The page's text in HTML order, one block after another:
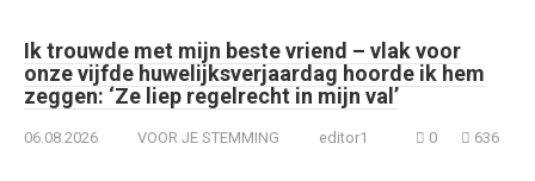
Ik trouwde met mijn beste vriend – vlak voor
onze vijfde huwelijksverjaardag hoorde ik hem
zeggen: ‘Ze liep regelrecht in mijn val’
06.08.2026 VOOR JE STEMMING editor1 0 636